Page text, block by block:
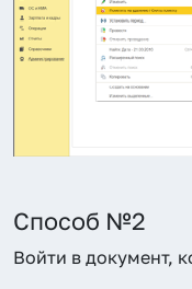
Способ №2
Войти в документ,